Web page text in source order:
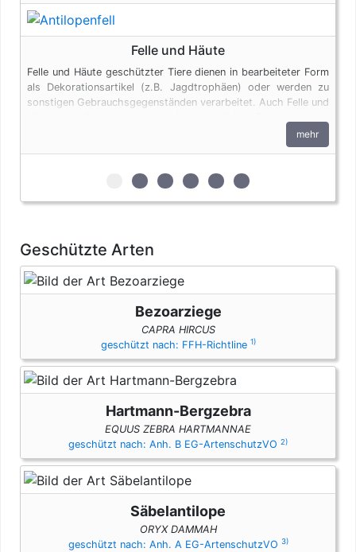
Felle und Häute
Felle und Häute geschützter Tiere dienen in bearbeiteter Form
als Dekorationsartikel (z.B. Jagdtrophäen) oder werden zu
sonstigen Gebrauchsgegenständen verarbeitet. Auch Felle und
Bei privaten Einfuhren zum persönlichen Gebrauch sind bis zu
vier Erzeugnisse von Krokodilen des Anhangs B pro Person
transportiert werden. Fleisch und Jagdtrophäen sind von
mehr
zur 1. geschützten Erscheinungsform
zur 2. geschützten
zur 3. geschützten
zur 4. geschützten
zur 5. geschützten
zur 6. geschützten
Geschützte Arten
Bezoarziege
CAPRA HIRCUS
geschützt nach: FFH-Richtline 1)
Hartmann-Bergzebra
EQUUS ZEBRA HARTMANNAE
geschützt nach: Anh. B EG-ArtenschutzVO 2)
Säbelantilope
ORYX DAMMAH
geschützt nach: Anh. A EG-ArtenschutzVO 3)